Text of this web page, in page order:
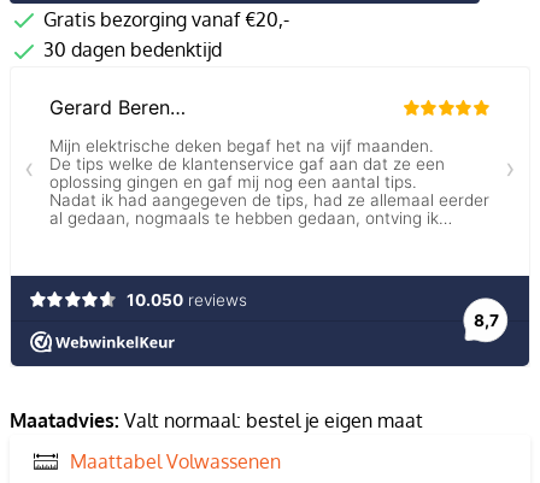
Gratis bezorging vanaf €20,-
30 dagen bedenktijd
Maatadvies: Valt normaal: bestel je eigen maat
Maattabel Volwassenen